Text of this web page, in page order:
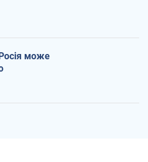
може